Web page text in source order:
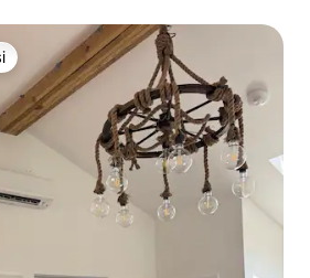
en beğenilenler arasında